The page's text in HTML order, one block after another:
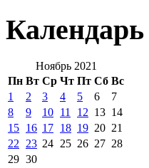
Календарь
Ноябрь 2021
Пн Вт Ср Чт Пт Сб Вс
1 2 3 4 5 6
7
8
9 10 11 12 13 14
15 16 17 18 19 20 21
22
23 24 25 26 27 28
29 30